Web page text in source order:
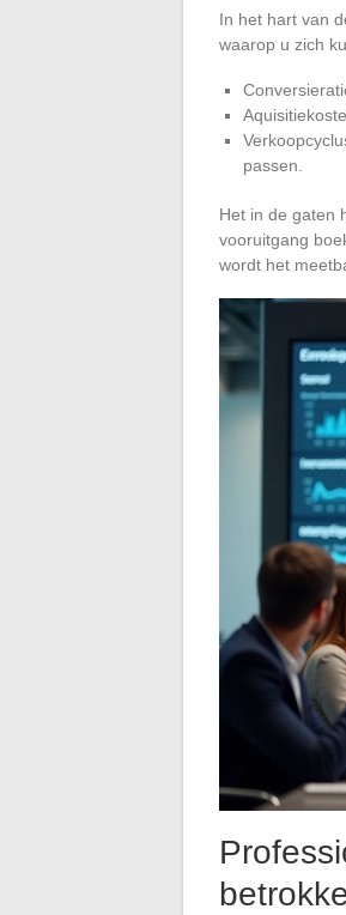
In het hart van
waarop u zich
passen.
Het in de gaten
vooruitgang
wordt het